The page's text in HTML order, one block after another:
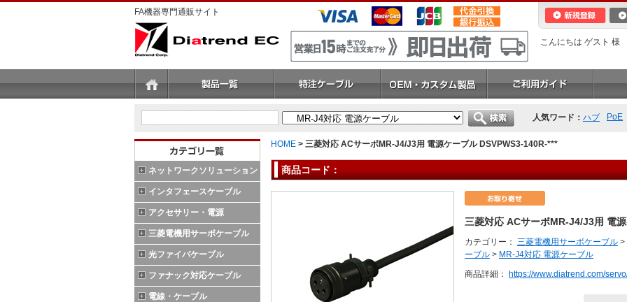
FA機器専門通販サイト
こんにちは ゲスト 様
人気ワード： ハブ PoE
ネットワークソリューション
インタフェースケーブル
アクセサリー・電源
三菱電機用サーボケーブル
光ファイバケーブル
ファナック対応ケーブル
電線・ケーブル
HOME > 三菱対応 ACサーボMR-J4/J3用 電源ケーブル DSVPWS3-140R-***
商品コード：
三菱対応 ACサーボMR-J4/J3用 電
カテゴリー： 三菱電機用サーボケーブル >
ーブル > MR-J4対応 電源ケーブル
商品詳細： https://www.diatrend.com/